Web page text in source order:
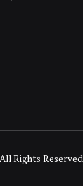
Rights Reserved